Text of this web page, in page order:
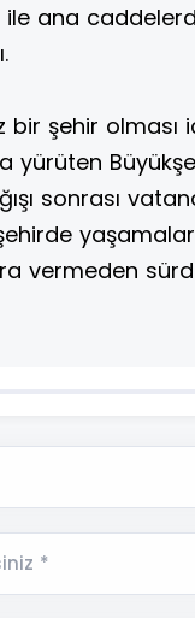
ana
bir şehir olması
yürüten
sonrası
vermeden
*